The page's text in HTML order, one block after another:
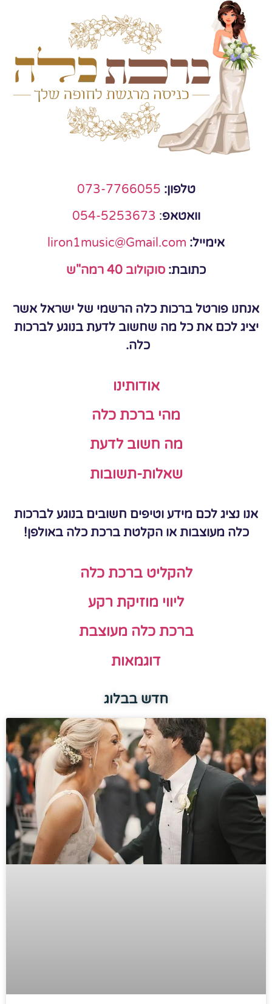
טלפון: 073-7766055
וואטאפ:
054-5253673
אימייל: liron1music@Gmail.com
כתובת: סוקולוב 40 רמה"ש
אנחנו פורטל ברכות כלה הרשמי של ישראל אשר
יציג לכם את כל מה שחשוב לדעת בנוגע לברכות
כלה.
אודותינו
מהי ברכת כלה
מה חשוב לדעת
שאלות-תשובות
אנו נציג לכם מידע וטיפים חשובים בנוגע לברכות
כלה מעוצבות או הקלטת ברכת כלה באולפן!
להקליט ברכת כלה
ליווי מוזיקת רקע
ברכת כלה מעוצבת
דוגמאות
חדש בבלוג